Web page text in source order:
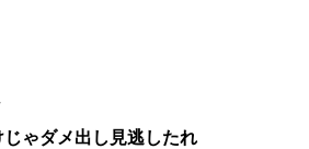
ゃダメ出し見逃したれ